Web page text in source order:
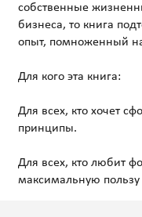
собственные
бизнеса, то книга
опыт, помноженный
Для кого эта книга:
Для всех, кто хочет
принципы.
Для всех, кто любит